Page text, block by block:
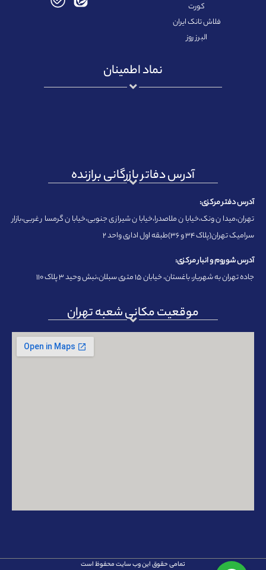
کورت
فلاش تانک ایران
البرز روز
نماد اطمینان
آدرس دفاتر بازرگانی برازنده
آدرس دفتر مرکزی:
تهران،میدان ونک،خیابان ملاصدرا،خیابان شیرازی جنوبی،خیابان گرمسار غربی،بازار
سرامیک تهران(پلاک ۳۴ و ۳۶)طبقه اول اداری واحد ۲
آدرس شوروم و انبار مرکزی:
جاده تهران به شهریار، باغستان، خیابان ۱۵ متری سبلان،نبش وحید ۳ پلاک ۱۱۰
موقعیت مکانی شعبه تهران
تمامی حقوق این وب سایت محفوظ است